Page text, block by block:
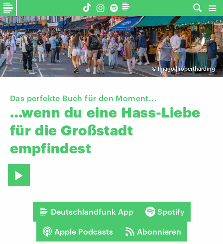
©Imago | robertharding
Das perfekte Buch für den Moment...
…wenn du eine Hass-Liebe
für die Großstadt
empfindest
Deutschlandfunk App Spotify
Apple Podcasts Abonnieren